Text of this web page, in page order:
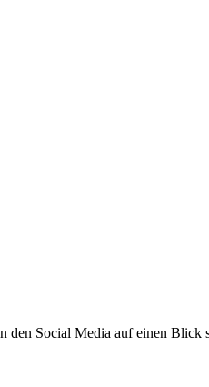
den Social Media auf einen